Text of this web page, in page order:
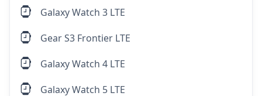
Galaxy Watch 3 LTE
Gear S3 Frontier LTE
Galaxy Watch 4 LTE
Galaxy Watch 5 LTE